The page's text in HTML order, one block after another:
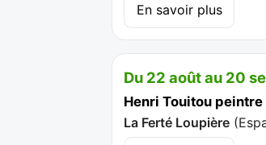
En savoir plus
Du 22 août au 20
Henri Touitou peintre
La Ferté Loupière (